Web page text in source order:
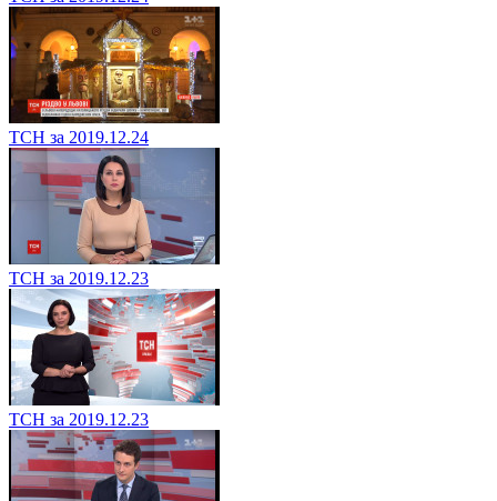
ТСН за 2019.12.24
ТСН за 2019.12.23
ТСН за 2019.12.23